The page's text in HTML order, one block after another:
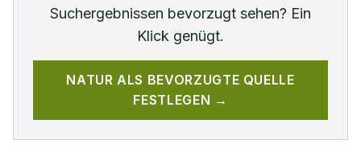
Suchergebnissen bevorzugt sehen? Ein
Klick genügt.
NATUR ALS BEVORZUGTE QUELLE
FESTLEGEN →